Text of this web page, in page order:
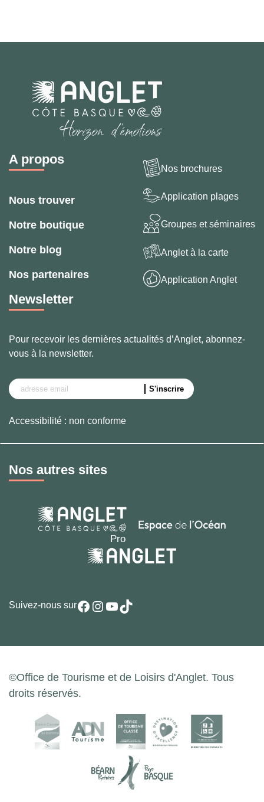
A propos
Nous trouver
Notre boutique
Notre blog
Nos partenaires
Nos brochures
Application plages
Groupes et séminaires
Anglet à la carte
Application Anglet
Newsletter
Pour recevoir les dernières actualités d’Anglet, abonnez-
vous à la newsletter.
Accessibilité : non conforme
Nos autres sites
Suivez-nous surFacebook
Instagram
YouTube
TikTok
©Office de Tourisme et de Loisirs d'Anglet. Tous
droits réservés.